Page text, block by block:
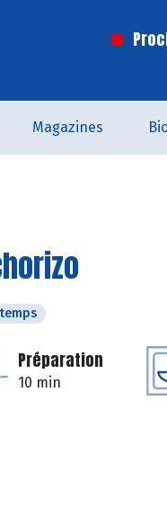
Magazines
Préparation
10 min